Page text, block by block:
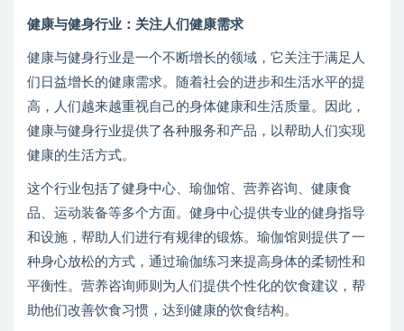
健康与健身行业：关注人们健康需求
健康与健身行业是一个不断增长的领域，它关注于满足人
们日益增长的健康需求。随着社会的进步和生活水平的提
高，人们越来越重视自己的身体健康和生活质量。因此，
健康与健身行业提供了各种服务和产品，以帮助人们实现
健康的生活方式。
这个行业包括了健身中心、瑜伽馆、营养咨询、健康食
品、运动装备等多个方面。健身中心提供专业的健身指导
和设施，帮助人们进行有规律的锻炼。瑜伽馆则提供了一
种身心放松的方式，通过瑜伽练习来提高身体的柔韧性和
平衡性。营养咨询师则为人们提供个性化的饮食建议，帮
助他们改善饮食习惯，达到健康的饮食结构。